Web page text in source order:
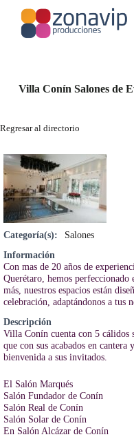
o
n
e
i
d
o
Villa Conín Salones de
Regresar al directorio
Categoría(s):
Salones
Información
Con mas de 20 años de
Querétaro, hemos
más, nuestros espacios están
celebración, adaptándonos a tus
Descripción
Villa Conín cuenta con 5 cálidos
que con sus acabados en cantera
bienvenida a sus invitados.
El Salón Marqués
Salón Fundador de Conín
Salón Real de Conín
Salón Solar de Conín
En Salón Alcázar de Conín